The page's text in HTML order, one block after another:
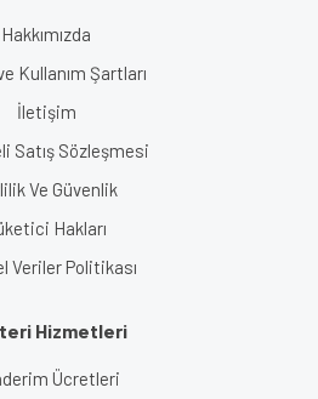
Hakkımızda
Kullanım Şartları
İletişim
Satış Sözleşmesi
Ve Güvenlik
Hakları
Veriler Politikası
Hizmetleri
Ücretleri